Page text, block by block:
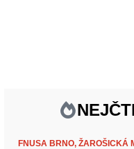
FNUSA BRNO,ŽAROŠICKÁ